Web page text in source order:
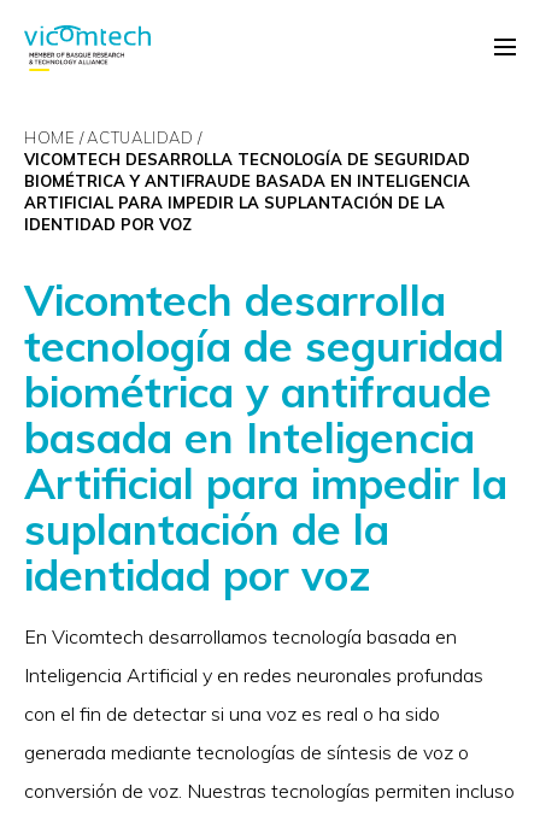
HOME
ACTUALIDAD
VICOMTECH DESARROLLA TECNOLOGÍA DE SEGURIDAD
BIOMÉTRICA Y ANTIFRAUDE BASADA EN INTELIGENCIA
ARTIFICIAL PARA IMPEDIR LA SUPLANTACIÓN DE LA
IDENTIDAD POR VOZ
Vicomtech desarrolla
tecnología de seguridad
biométrica y antifraude
basada en Inteligencia
Artificial para impedir la
suplantación de la
identidad por voz
En Vicomtech desarrollamos tecnología basada en
Inteligencia Artificial y en redes neuronales profundas
con el fin de detectar si una voz es real o ha sido
generada mediante tecnologías de síntesis de voz o
conversión de voz. Nuestras tecnologías permiten incluso